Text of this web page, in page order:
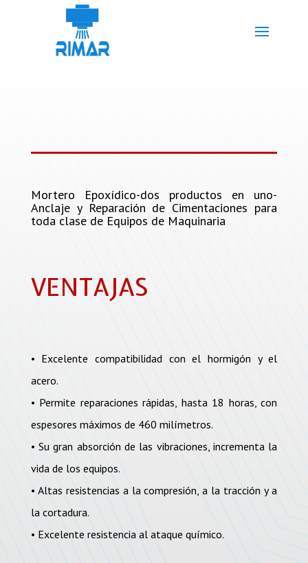
Mortero Epoxídico-dos productos en uno-
Anclaje y Reparación de Cimentaciones para
toda clase de Equipos de Maquinaria
VENTAJAS
• Excelente compatibilidad con el hormigón y el
acero.
• Permite reparaciones rápidas, hasta 18 horas, con
espesores máximos de 460 milímetros.
• Su gran absorción de las vibraciones, incrementa la
vida de los equipos.
• Altas resistencias a la compresión, a la tracción y a
la cortadura.
• Excelente resistencia al ataque químico.